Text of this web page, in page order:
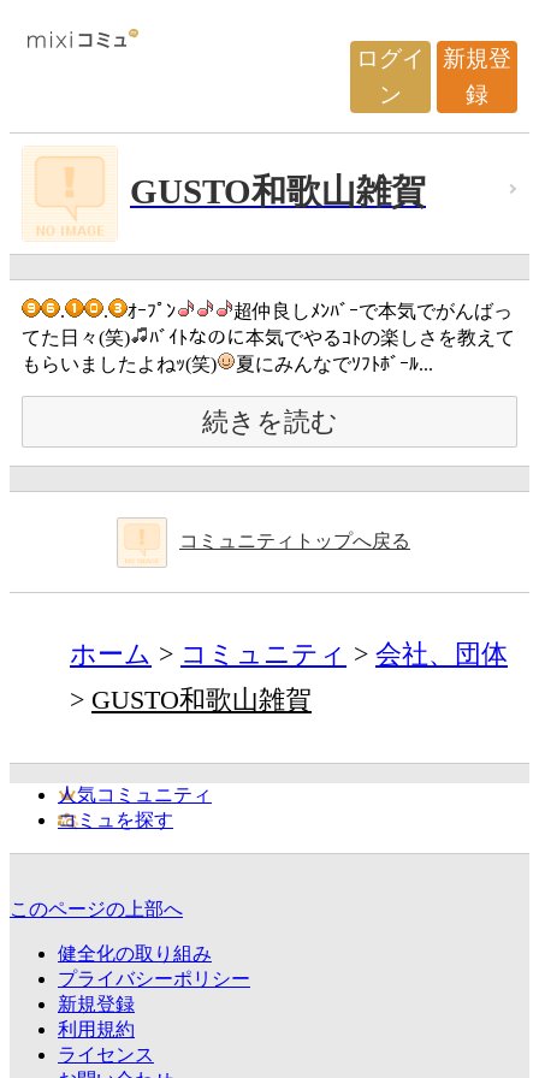
ログイ
ン
新規登
録
GUSTO和歌山雑賀
. . ｵｰﾌﾟﾝ
超仲良しﾒﾝﾊﾞｰで本気でがんばっ
てた日々(笑)
ﾊﾞｲﾄなのに本気でやるｺﾄの楽しさを教えて
もらいましたよねｯ(笑)
夏にみんなでｿﾌﾄﾎﾞｰﾙ...
続きを読む
コミュニティトップへ戻る
ホーム コミュニティ
会社、団体
GUSTO和歌山雑賀
人気コミュニティ
コミュを探す
このページの上部へ
健全化の取り組み
プライバシーポリシー
新規登録
利用規約
ライセンス